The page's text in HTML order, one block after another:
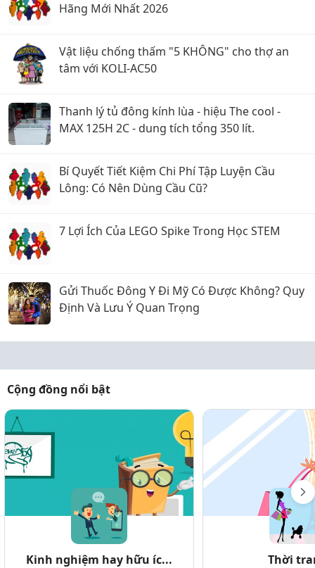
Hãng Mới Nhất 2026
Vật liệu chống thấm "5 KHÔNG" cho thợ an
tâm với KOLI-AC50
Thanh lý tủ đông kính lùa - hiệu The cool -
MAX 125H 2C - dung tích tổng 350 lít.
Bí Quyết Tiết Kiệm Chi Phí Tập Luyện Cầu
Lông: Có Nên Dùng Cầu Cũ?
7 Lợi Ích Của LEGO Spike Trong Học STEM
Gửi Thuốc Đông Y Đi Mỹ Có Được Không? Quy
Định Và Lưu Ý Quan Trọng
Cộng đồng nổi bật
Kinh nghiệm hay hữu íc... Thời